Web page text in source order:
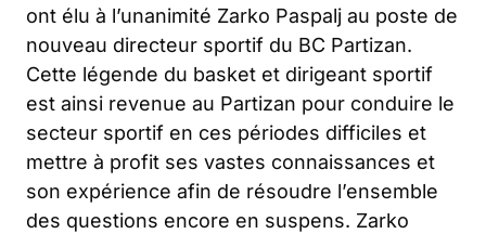
ont élu à l’unanimité Zarko Paspalj au poste de
nouveau directeur sportif du BC Partizan.
Cette légende du basket et dirigeant sportif
est ainsi revenue au Partizan pour conduire le
secteur sportif en ces périodes difficiles et
mettre à profit ses vastes connaissances et
son expérience afin de résoudre l’ensemble
des questions encore en suspens. Zarko